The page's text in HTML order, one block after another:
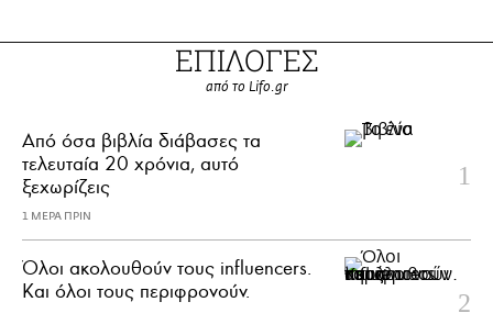
ΕΠΙΛΟΓΕΣ
από το Lifo.gr
Από όσα βιβλία διάβασες τα
τελευταία 20 χρόνια, αυτό
ξεχωρίζεις
1 ΜΕΡΑ ΠΡΙΝ
Όλοι ακολουθούν τους influencers.
Και όλοι τους περιφρονούν.